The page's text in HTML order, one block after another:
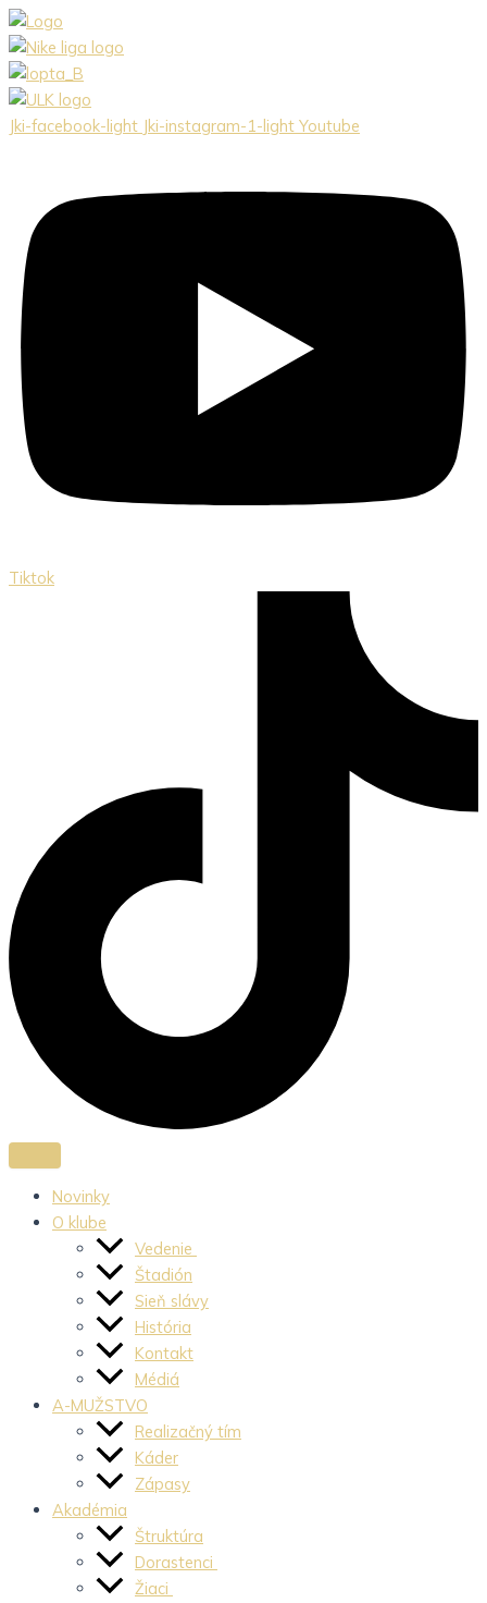
Preskočiť
na
obsah
Jki-facebook-light Jki-instagram-1-light Youtube
Tiktok
Novinky
O klube
Vedenie
Štadión
Sieň slávy
História
Kontakt
Médiá
A-MUŽSTVO
Realizačný tím
Káder
Zápasy
Akadémia
Štruktúra
Dorastenci
Žiaci